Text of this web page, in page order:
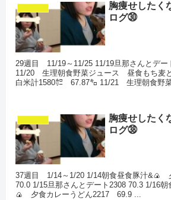
胸痩せしたく
ログ㉚
29週目 11/19～11/25 11/19旦那さんとデ
11/20 生理朝食野菜ジュース 昼食もち麦
白米計1580㌍ 67.87㌔ 11/21 生理朝食野菜
胸痩せしたく
ログ㊳
37週目 1/14～1/20 1/14朝食昼食豚汁&🍙
70.0 1/15旦那さんとデート2308 70.3 1/16
🍙 夕食カレーうどん2217 69.9 ...